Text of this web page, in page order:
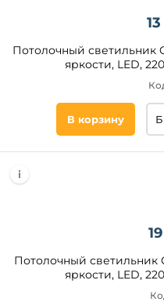
Потолочный светильник
яркости, LED,
В корзину
Потолочный светильник
яркости, LED,